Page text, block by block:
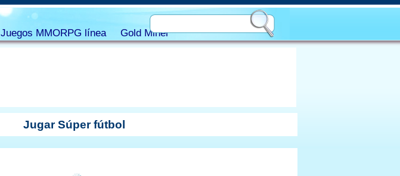
Jugar Súper fútbol
Juegos MMORPG línea Gold Miner